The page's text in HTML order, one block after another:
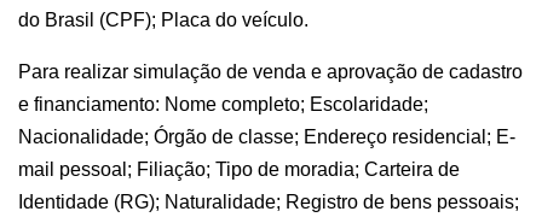
do Brasil (CPF); Placa do veículo.
Para realizar simulação de venda e aprovação de cadastro
e financiamento: Nome completo; Escolaridade;
Nacionalidade; Órgão de classe; Endereço residencial; E-
mail pessoal; Filiação; Tipo de moradia; Carteira de
Identidade (RG); Naturalidade; Registro de bens pessoais;